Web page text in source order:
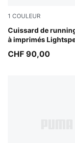
1 COULEUR
Cuissard de
à imprimés
Inky Depths
CHF 90,00